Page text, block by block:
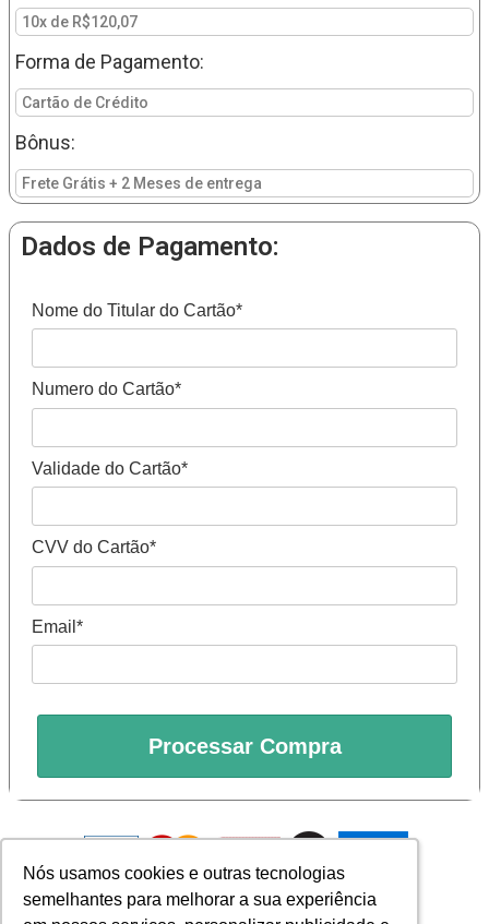
Nós usamos cookies e outras tecnologias
semelhantes para melhorar a sua experiência
Nós usamos cookies e outras tecnologias
semelhantes para melhorar a sua experiência
Dados de Pagamento:
Nome do Titular do Cartão*
Numero do Cartão*
Validade do Cartão*
CVV do Cartão*
Email*
Processar Compra
10x de R$120,07
Forma de Pagamento:
Cartão de Crédito
Bônus:
Frete Grátis + 2 Meses de entrega